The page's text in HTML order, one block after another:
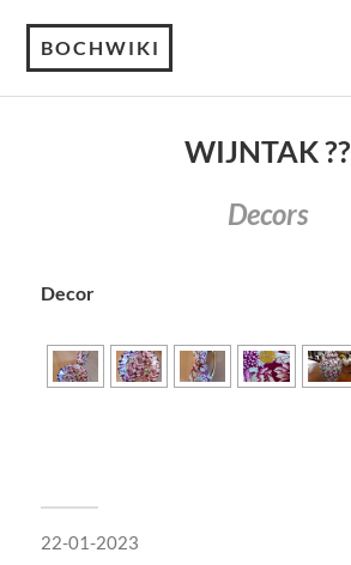
BOCHWIKI
WIJNTAK ??
Decors
Decor
22-01-2023